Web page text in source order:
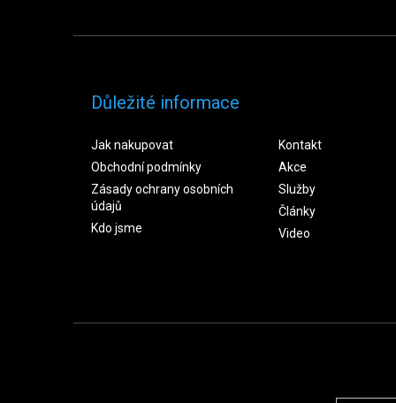
Důležité informace
Jak nakupovat
Obchodní podmínky
Zásady ochrany osobních
údajů
Kdo jsme
Kontakt
Akce
Služby
Články
Video